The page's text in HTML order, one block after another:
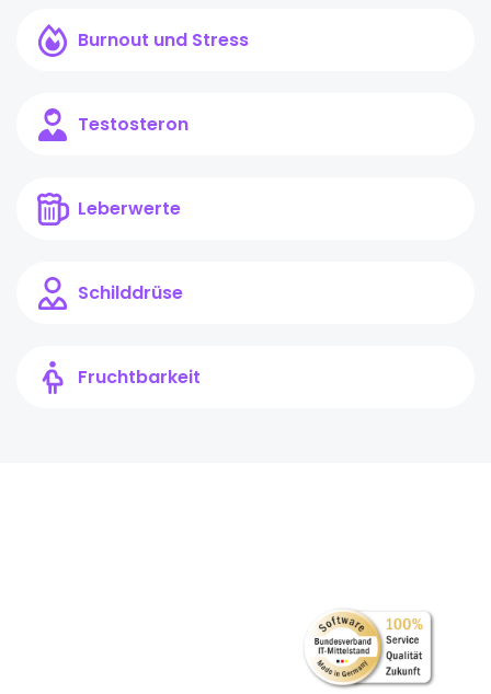
Burnout und Stress
Testosteron
Leberwerte
Schilddrüse
Fruchtbarkeit